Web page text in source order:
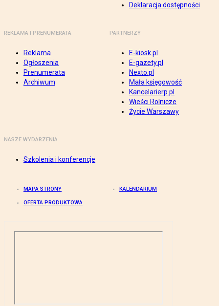
Deklaracja dostępności
REKLAMA I PRENUMERATA
Reklama
Ogłoszenia
Prenumerata
Archiwum
PARTNERZY
E-kiosk.pl
E-gazety.pl
Nexto.pl
Mała księgowość
Kancelarierp.pl
Wieści Rolnicze
Życie Warszawy
NASZE WYDARZENIA
Szkolenia i konferencje
MAPA STRONY KALENDARIUM
OFERTA PRODUKTOWA